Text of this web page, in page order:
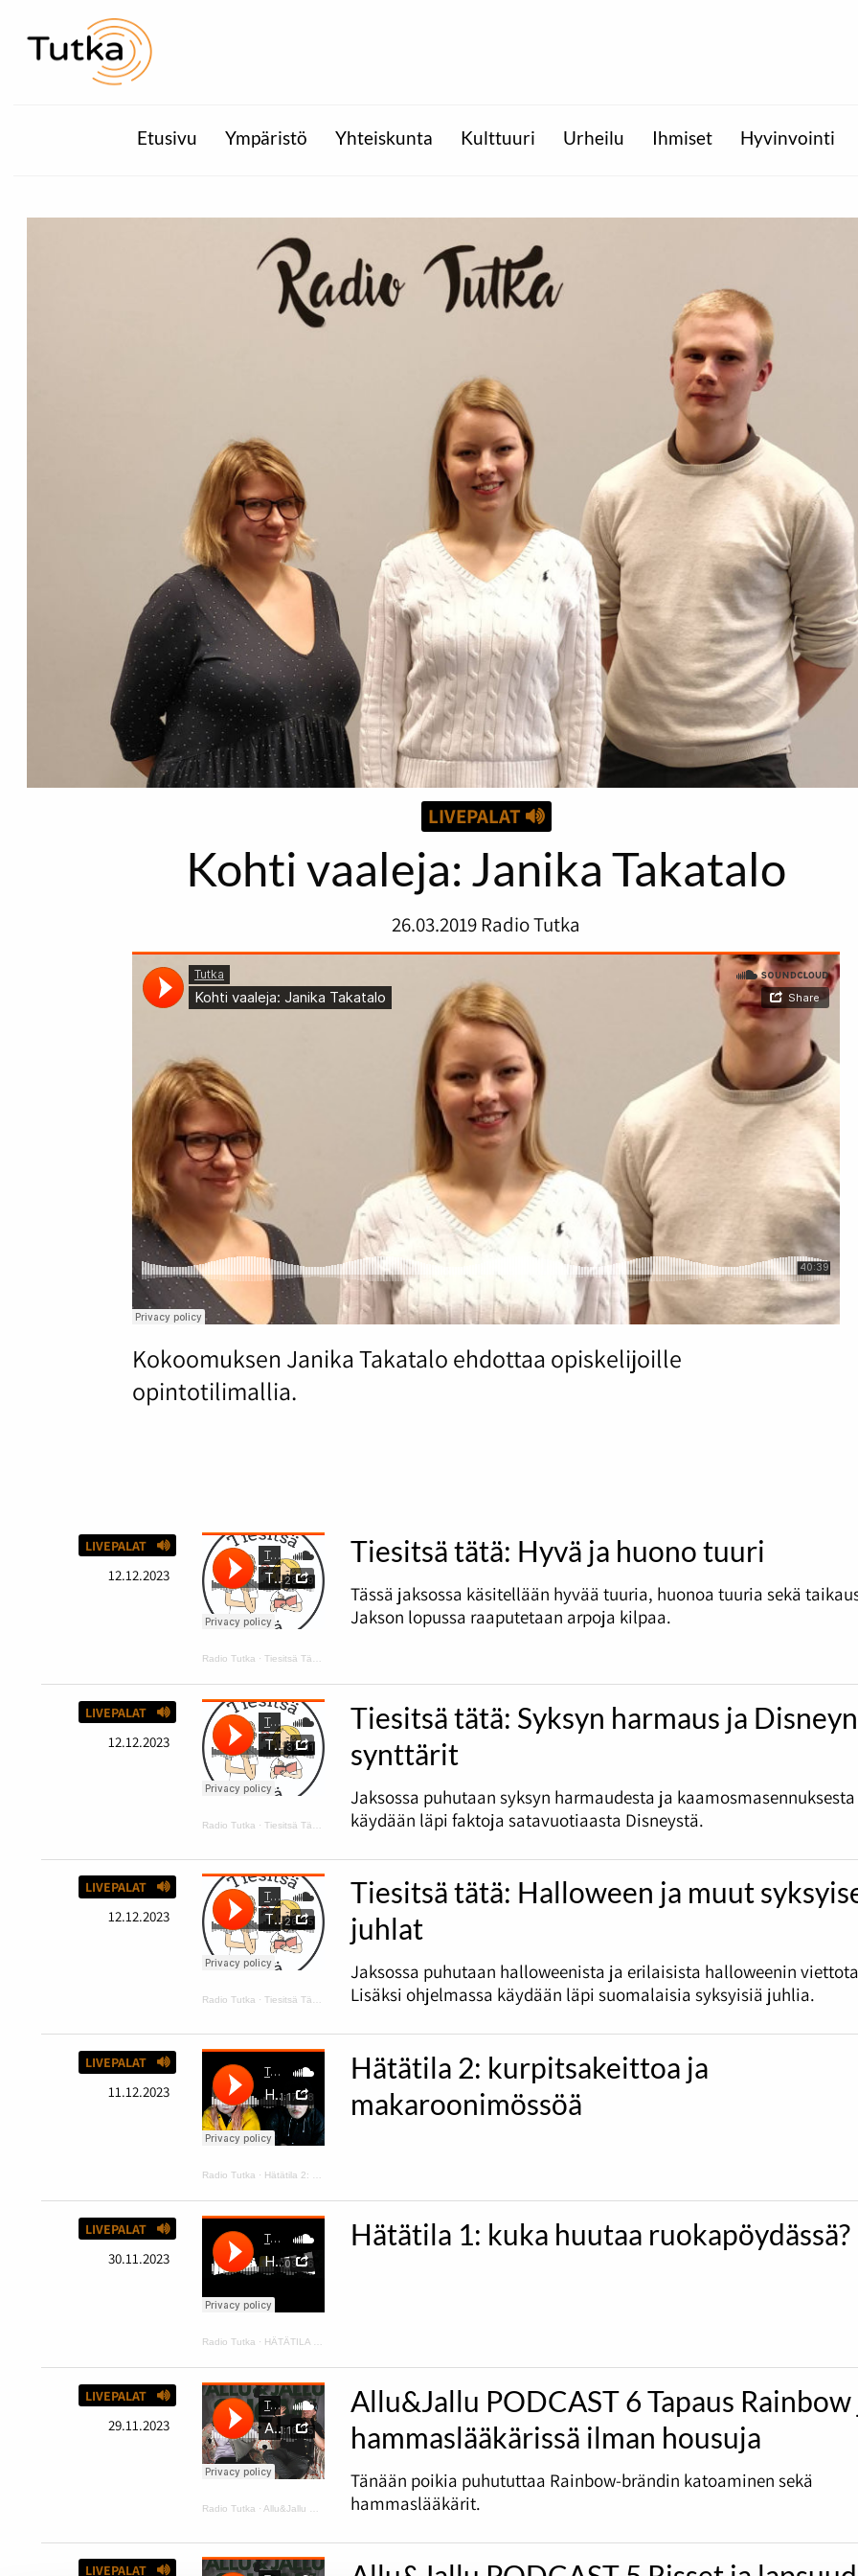
Etusivu Ympäristö Yhteiskunta Kulttuuri Urheilu Ihmiset Hyvinvointi
LIVEPALAT
Kohti vaaleja: Janika Takatalo
26.03.2019 Radio Tutka
Kokoomuksen Janika Takatalo ehdottaa opiskelijoille
opintotilimallia.
LIVEPALAT
12.12.2023
Radio Tutka ·Tiesitsä Tätä: hyvä ja huono tuuri
Tiesitsä tätä: Hyvä ja huono tuuri
Tässä jaksossa käsitellään hyvää tuuria, huonoa tuuria sekä
Jakson lopussa raaputetaan arpoja kilpaa.
LIVEPALAT
12.12.2023
Radio Tutka ·Tiesitsä Tätä: harmaus ja Disneyn synttärit
Tiesitsä tätä: Syksyn harmaus ja Disneyn
synttärit
Jaksossa puhutaan syksyn harmaudesta ja kaamosmasennuksesta
käydään läpi faktoja satavuotiaasta Disneystä.
LIVEPALAT
12.12.2023
Radio Tutka ·Tiesitsä Tätä: Halloween
Tiesitsä tätä: Halloween ja muut
juhlat
Jaksossa puhutaan halloweenista ja erilaisista halloweenin
Lisäksi ohjelmassa käydään läpi suomalaisia syksyisiä juhlia.
LIVEPALAT
11.12.2023
Radio Tutka · Hätätila 2: kurpitsakeittoa ja makaroonimössöä
Hätätila 2: kurpitsakeittoa ja
makaroonimössöä
LIVEPALAT
30.11.2023
Radio Tutka · HÄTÄTILA podcast 1
Hätätila 1: kuka huutaa ruokapöydässä?
LIVEPALAT
29.11.2023
Radio Tutka · Allu&Jallu PODCAST 6 Tapaus Rainbow ja hammaslääkärissä ilman housuja
Allu&Jallu PODCAST 6 Tapaus Rainbow
hammaslääkärissä ilman housuja
Tänään poikia puhututtaa Rainbow-brändin katoaminen sekä
hammaslääkärit.
LIVEPALAT